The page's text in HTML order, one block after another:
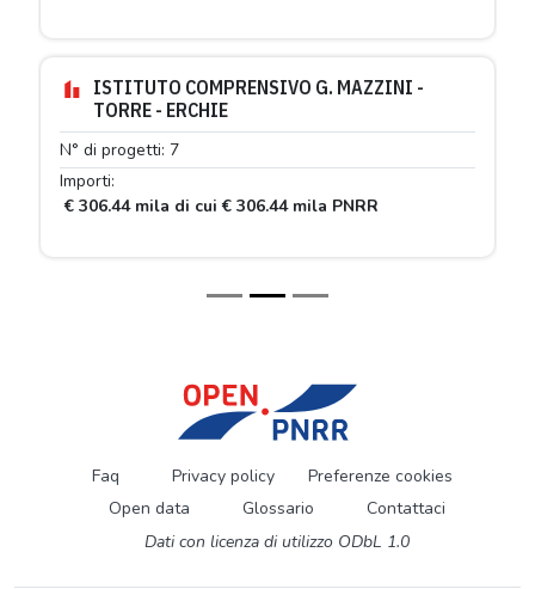
ISTITUTO COMPRENSIVO G. MAZZINI -
TORRE - ERCHIE
N° di progetti: 7
Importi:
€ 306.44 mila di cui € 306.44 mila PNRR
Faq Privacy policy
Preferenze cookies
Open data
Glossario
Contattaci
Dati con licenza di utilizzo ODbL 1.0